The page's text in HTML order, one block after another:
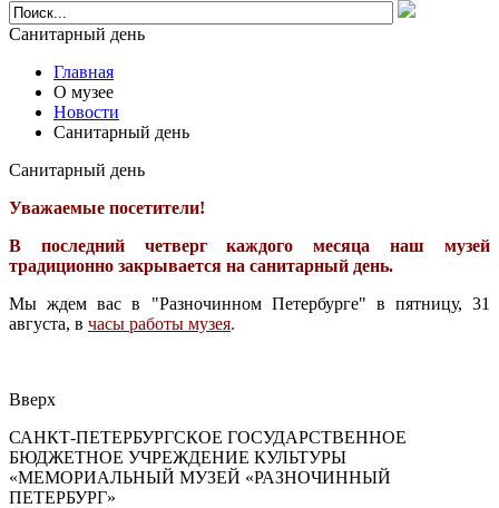
Санитарный день
Главная
О музее
Новости
Санитарный день
Санитарный день
Уважаемые посетители!
В последний четверг каждого месяца наш музей
традиционно закрывается на санитарный день.
Мы ждем вас в "Разночинном Петербурге" в пятницу, 31
августа, в часы работы музея.
Вверх
САНКТ-ПЕТЕРБУРГСКОЕ ГОСУДАРСТВЕННОЕ
БЮДЖЕТНОЕ УЧРЕЖДЕНИЕ КУЛЬТУРЫ
«МЕМОРИАЛЬНЫЙ МУЗЕЙ «РАЗНОЧИННЫЙ
ПЕТЕРБУРГ»